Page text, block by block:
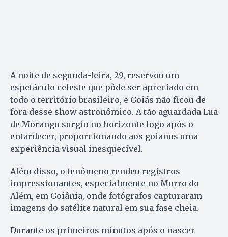
A noite de segunda-feira, 29, reservou um
espetáculo celeste que pôde ser apreciado em
todo o território brasileiro, e Goiás não ficou de
fora desse show astronômico. A tão aguardada Lua
de Morango surgiu no horizonte logo após o
entardecer, proporcionando aos goianos uma
experiência visual inesquecível.
Além disso, o fenômeno rendeu registros
impressionantes, especialmente no Morro do
Além, em Goiânia, onde fotógrafos capturaram
imagens do satélite natural em sua fase cheia.
Durante os primeiros minutos após o nascer